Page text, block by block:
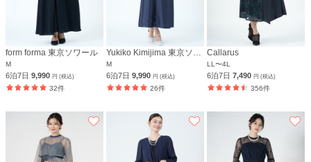
form forma 東京ソワール
M
6泊7日 9,990 円 (税込)
32件
M
6泊7日9,990円 (税込)
26件
Callarus
LL〜4L
6泊7日7,490円 (税込)
356件